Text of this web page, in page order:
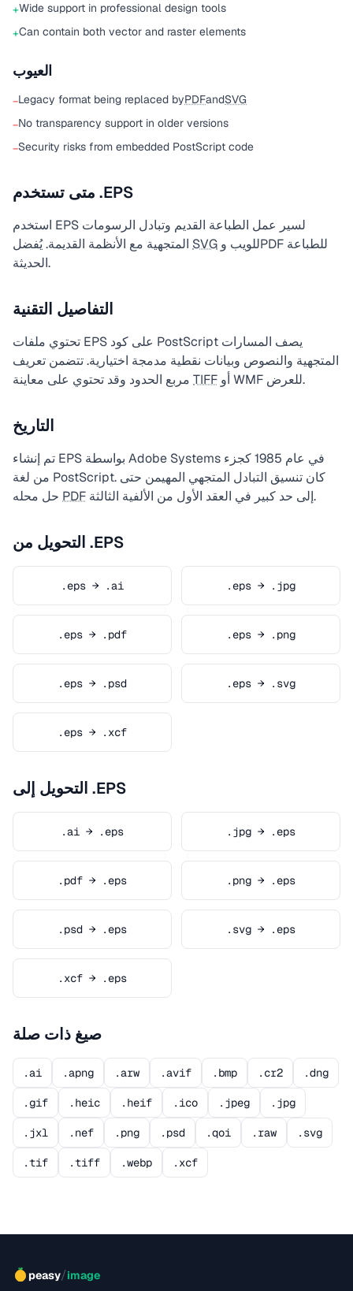
+Wide support in professional design tools
+Can contain both vector and raster elements
العيوب
−Legacy format being replaced byPDFandSVG
−No transparency support in older versions
−Security risks from embedded PostScript code
متى تستخدم .EPS
استخدم EPS لسير عمل الطباعة القديم وتبادل الرسومات
SVG
الحديثة.
التفاصيل التقنية
تحتوي ملفات EPS على كود PostScript يصف المسارات
المتجهية والنصوص وبيانات نقطية مدمجة اختيارية. تتضمن تعريف
TIFF أو WMF للعرض.
التاريخ
تم إنشاء EPS بواسطة Adobe Systems في عام 1985 كجزء
من لغة PostScript. كان تنسيق التبادل المتجهي المهيمن حتى
PDF إلى حد كبير في العقد الأول من الألفية الثالثة.
التحويل من .EPS
.eps → .ai .eps → .jpg
.eps → .pdf .eps → .png
.eps → .psd .eps → .svg
.eps → .xcf
التحويل إلى .EPS
.ai → .eps .jpg → .eps
.pdf → .eps .png → .eps
.psd → .eps .svg → .eps
.xcf → .eps
صيغ ذات صلة
.ai .apng .arw .avif .bmp .cr2 .dng
.gif .heic .heif .ico .jpeg .jpg
.jxl .nef .png .psd .qoi .raw .svg
.tif .tiff .webp .xcf
peasy/image